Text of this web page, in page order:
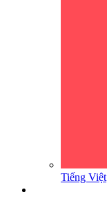
Tiếng Việt